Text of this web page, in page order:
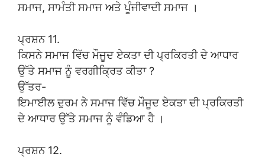
ਸਮਾਜ, ਸਾਮੰਤੀ ਸਮਾਜ ਅਤੇ ਪੂੰਜੀਵਾਦੀ ਸਮਾਜ ।
ਪ੍ਰਸ਼ਨ 11.
ਕਿਸਨੇ ਸਮਾਜ ਵਿੱਚ ਮੌਜੂਦ ਏਕਤਾ ਦੀ ਪ੍ਰਕਿਰਤੀ ਦੇ ਆਧਾਰ
ਉੱਤੇ ਸਮਾਜ ਨੂੰ ਵਰਗੀਕ੍ਰਿਤ ਕੀਤਾ ?
ਉੱਤਰ-
ਇਮਾਈਲ ਦੁਰਮ ਨੇ ਸਮਾਜ ਵਿੱਚ ਮੌਜੂਦ ਏਕਤਾ ਦੀ ਪ੍ਰਕਿਰਤੀ
ਦੇ ਆਧਾਰ ਉੱਤੇ ਸਮਾਜ ਨੂੰ ਵੰਡਿਆ ਹੈ ।
ਪ੍ਰਸ਼ਨ 12.